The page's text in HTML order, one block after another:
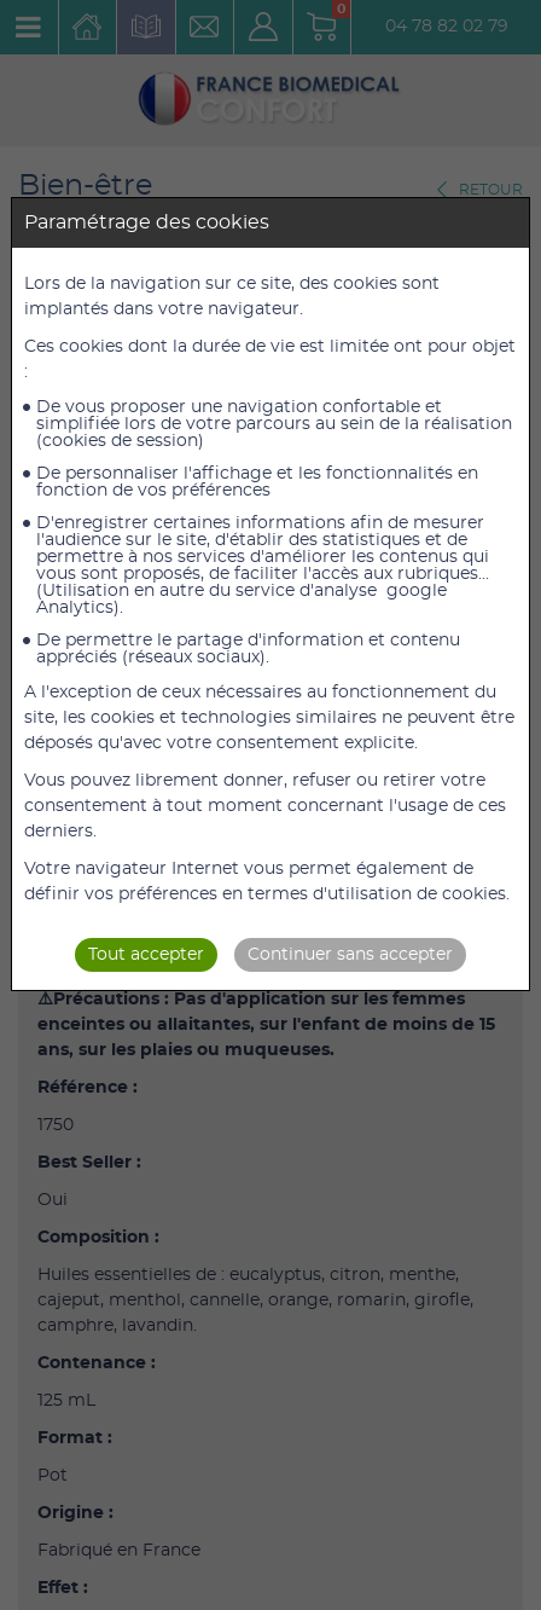
0
04 78 82 02 79
Bien-être
Crèmes de massage
RETOUR
Baume du tigre blanc
Phytomass Pot 125 mL
Réf. : 1750
39,00 € TTC
32,50 €HT
39,00 € TTC
AJOUTER AU PANIER
Baume du tigre blanc Phytomass Pot 125 mL
Baume du tigre blanc phyto-traitant et puissant très
concentré en principes actifs phytothérapiques.
Formulation légendaire améliorée pour une action en
profondeur conseillée pour l'ensemble des prises en
charge masso-kinésithérapiques.
Application localisée sur l'épicentre désiré ou sur des
grandes surfaces en le diluant avec de l'huile ou de la
crème.
Principes actifs :
cajeput, menthol, cannelle, orange, romarin, girofle,
camphre, lavandin.
⚠️Précautions : Pas d'application sur les femmes
enceintes ou allaitantes, sur l'enfant de moins de 15
ans, sur les plaies ou muqueuses.
Référence :
1750
Best Seller :
Oui
Composition :
Huiles essentielles de : eucalyptus, citron, menthe,
cajeput, menthol, cannelle, orange, romarin, girofle,
camphre, lavandin.
Contenance :
125 mL
Format :
Pot
Origine :
Fabriqué en France
Effet :
Paramétrage des cookies
Lors de la navigation sur ce site, des cookies sont
implantés dans votre navigateur.
Ces cookies dont la durée de vie est limitée ont pour objet
:
De vous proposer une navigation confortable et
simplifiée lors de votre parcours au sein de la réalisation
(cookies de session)
De personnaliser l'affichage et les fonctionnalités en
fonction de vos préférences
D'enregistrer certaines informations afin de mesurer
l'audience sur le site, d'établir des statistiques et de
permettre à nos services d'améliorer les contenus qui
vous sont proposés, de faciliter l'accès aux rubriques...
(Utilisation en autre du service d'analyse google
Analytics).
De permettre le partage d'information et contenu
appréciés (réseaux sociaux).
A l'exception de ceux nécessaires au fonctionnement du
site, les cookies et technologies similaires ne peuvent être
déposés qu'avec votre consentement explicite.
Vous pouvez librement donner, refuser ou retirer votre
consentement à tout moment concernant l'usage de ces
derniers.
Votre navigateur Internet vous permet également de
définir vos préférences en termes d'utilisation de cookies.
Tout accepter Continuer sans accepter